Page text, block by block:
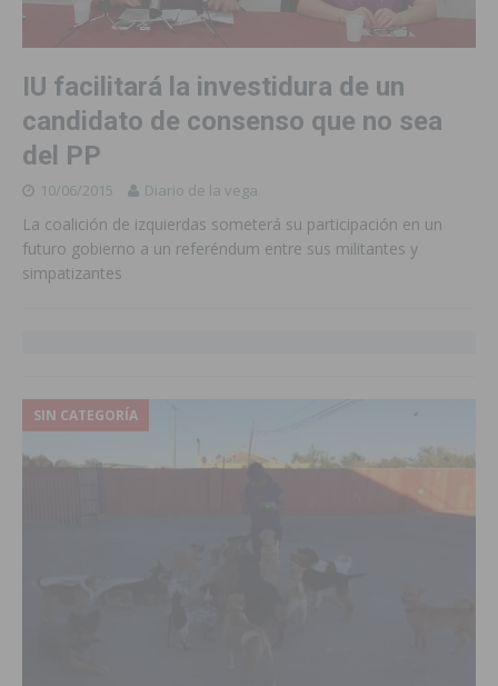
IU facilitará la investidura de un
candidato de consenso que no sea
del PP
10/06/2015 Diario de la vega
La coalición de izquierdas someterá su participación en un
futuro gobierno a un referéndum entre sus militantes y
simpatizantes
SIN CATEGORÍA